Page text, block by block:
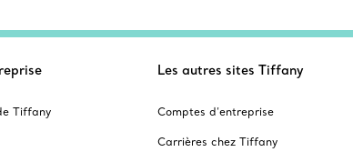
Tiffany
Les autres sites Tiffany
Comptes d’entreprise
Carrières chez Tiffany